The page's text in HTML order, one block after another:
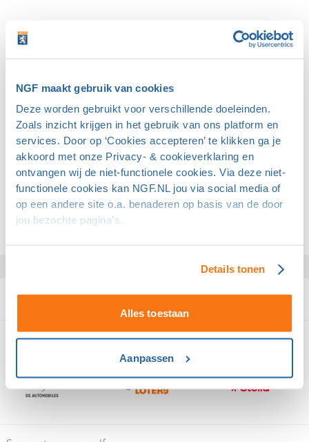
NGF maakt gebruik van cookies
Deze worden gebruikt voor verschillende doeleinden.
Zoals inzicht krijgen in het gebruik van ons platform en
services. Door op ‘Cookies accepteren’ te klikken ga je
akkoord met onze Privacy- & cookieverklaring en
ontvangen wij de niet-functionele cookies. Via deze niet-
functionele cookies kan NGF.NL jou via social media of
op een andere site o.a. benaderen op basis van de door
jou bezochte pagina’s.
Details tonen
Alles toestaan
Aanpassen
stroke index voor die lus?
De stroke index blijft hetzelfde.
Welke stroke index geldt bij een qualifying wedstrijd
over meer dan 9 en minder dan 18 holes?
Het is niet nodig om de stroke index van de baan te
veranderen als spelers 10 tot en met 17 holes spelen,
wat onder voorwaarden is toegestaan. Lees
meer:
Qualifying ronden over meer dan 9 en minder dan
Domeinpartners van golf